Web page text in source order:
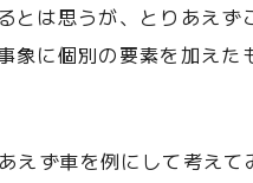
とは思うが、とりあえ
象に個別の要素を加え
えず車を例にして考え